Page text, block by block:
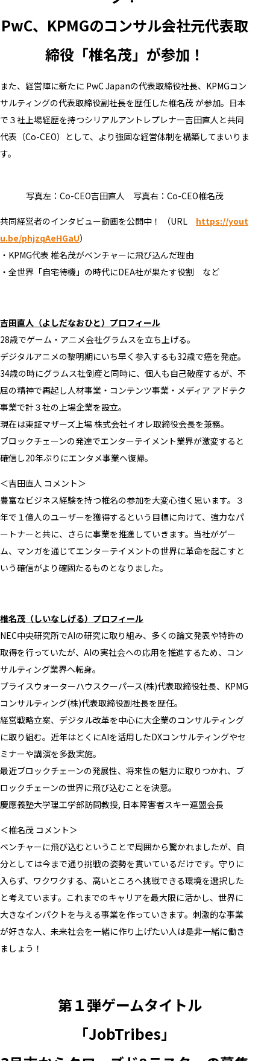
PwC、KPMGのコンサル会社元代表取
締役「椎名茂」が参加！
また、経営陣に新たに PwC Japanの代表取締役社長、KPMGコン
サルティングの代表取締役副社長を歴任した椎名茂 が参加。日本
で３社上場経歴を持つシリアルアントレプレナー吉田直人と共同
代表（Co-CEO）として、より強固な経営体制を構築してまいりま
す。
写真左：Co-CEO吉田直人 写真右：Co-CEO椎名茂
共同経営者のインタビュー動画を公開中！ （URL https://yout
u.be/phjzqAeHGaU）
・KPMG代表 椎名茂がベンチャーに飛び込んだ理由
・全世界「自宅待機」の時代にDEA社が果たす役割 など
吉田直人（よしだなおひと）プロフィール
28歳でゲーム・アニメ会社グラムスを立ち上げる。
デジタルアニメの黎明期にいち早く参入するも32歳で癌を発症。
34歳の時にグラムス社倒産と同時に、個人も自己破産するが、不
屈の精神で再起し人材事業・コンテンツ事業・メディア アドテク
事業で計３社の上場企業を設立。
現在は東証マザーズ上場 株式会社イオレ取締役会長を兼務。
ブロックチェーンの発達でエンターテイメント業界が激変すると
確信し20年ぶりにエンタメ事業へ復帰。
＜吉田直人 コメント＞
豊富なビジネス経験を持つ椎名の参加を大変心強く思います。３
年で１億人のユーザーを獲得するという目標に向けて、強力なパ
ートナーと共に、さらに事業を推進していきます。当社がゲー
ム、マンガを通じてエンターテイメントの世界に革命を起こすと
いう確信がより確固たるものとなりました。
椎名茂（しいなしげる）プロフィール
NEC中央研究所でAIの研究に取り組み、多くの論文発表や特許の
取得を行っていたが、AIの実社会への応用を推進するため、コン
サルティング業界へ転身。
プライスウォーターハウスクーパース(株)代表取締役社長、KPMG
コンサルティング(株)代表取締役副社長を歴任。
経営戦略立案、デジタル改革を中心に大企業のコンサルティング
に取り組む。近年はとくにAIを活用したDXコンサルティングやセ
ミナーや講演を多数実施。
最近ブロックチェーンの発展性、将来性の魅力に取りつかれ、ブ
ロックチェーンの世界に飛び込むことを決意。
慶應義塾大学理工学部訪問教授, 日本障害者スキー連盟会長
＜椎名茂 コメント＞
ベンチャーに飛び込むということで周囲から驚かれましたが、自
分としては今まで通り挑戦の姿勢を貫いているだけです。守りに
入らず、ワクワクする、高いところへ挑戦できる環境を選択した
と考えています。これまでのキャリアを最大限に活かし、世界に
大きなインパクトを与える事業を作っていきます。刺激的な事業
が好きな人、未来社会を一緒に作り上げたい人は是非一緒に働き
ましょう！
第１弾ゲームタイトル
「JobTribes」